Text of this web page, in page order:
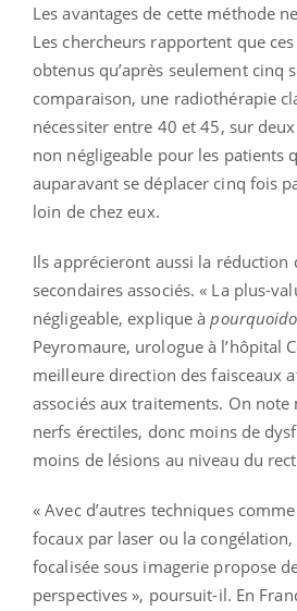
Les avantages de cette méthode
Les chercheurs rapportent que
obtenus qu’après seulement cinq
comparaison, une radiothérapie
nécessiter entre 40 et 45, sur
non négligeable pour les patients
auparavant se déplacer cinq fois
loin de chez eux.
Ils apprécieront aussi la réduction
secondaires associés. « La plus-
négligeable, explique à
Peyromaure, urologue à l’hôpital
meilleure direction des faisceaux
associés aux traitements. On note
nerfs érectiles, donc moins de
moins de lésions au niveau du
« Avec d’autres techniques
focaux par laser ou la
focalisée sous imagerie propose
perspectives », poursuit-il. En